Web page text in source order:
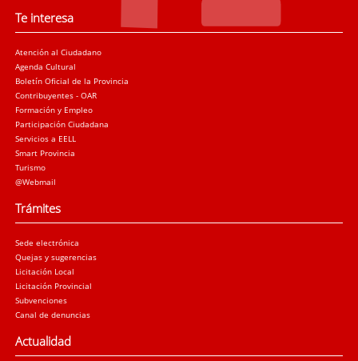
Te interesa
Atención al Ciudadano
Agenda Cultural
Boletín Oficial de la Provincia
Contribuyentes - OAR
Formación y Empleo
Participación Ciudadana
Servicios a EELL
Smart Provincia
Turismo
@Webmail
Trámites
Sede electrónica
Quejas y sugerencias
Licitación Local
Licitación Provincial
Subvenciones
Canal de denuncias
Actualidad